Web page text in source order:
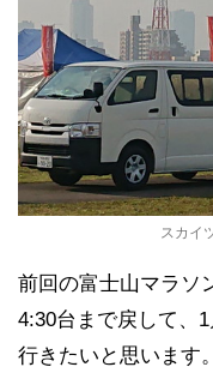
スカイ
前回の富士山マラソ
4:30台まで戻して、
行きたいと思います